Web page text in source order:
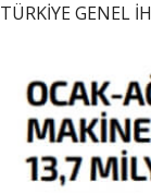
TÜRKİYE GENEL